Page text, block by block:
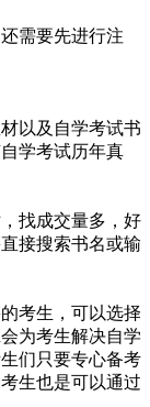
需要先进行注
以及自学考试书
学考试历年真
找成交量多，好
接搜索书名或输
考生，可以选择
为考生解决自学
们只要专心备考
生也是可以通过